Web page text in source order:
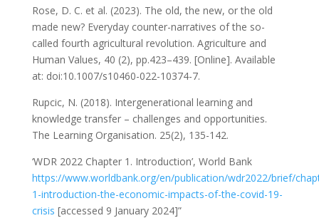
Rose, D. C. et al. (2023). The old, the new, or the old
made new? Everyday counter-narratives of the so-
called fourth agricultural revolution. Agriculture and
Human Values, 40 (2), pp.423–439. [Online]. Available
at: doi:10.1007/s10460-022-10374-7.
Rupcic, N. (2018). Intergenerational learning and
knowledge transfer – challenges and opportunities.
The Learning Organisation. 25(2), 135-142.
‘WDR 2022 Chapter 1. Introduction’, World Bank
https://www.worldbank.org/en/publication/wdr2022/brief/
1-introduction-the-economic-impacts-of-the-covid-19-
crisis [accessed 9 January 2024]”